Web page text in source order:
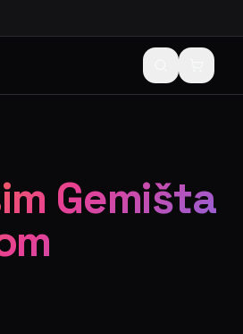
Gemišta